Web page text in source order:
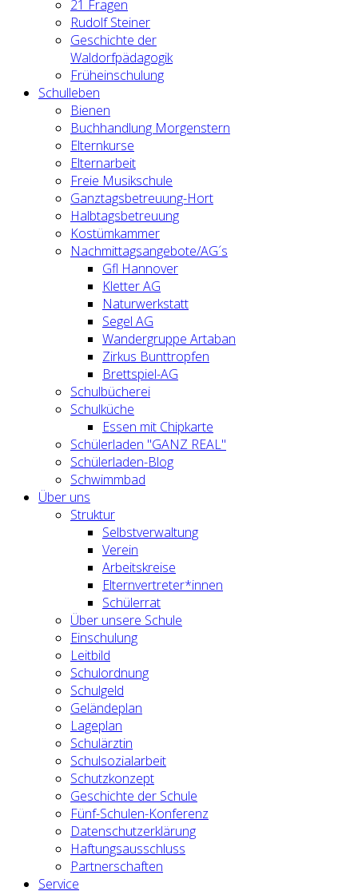
21 Fragen
Rudolf Steiner
Geschichte der
Waldorfpädagogik
Früheinschulung
Schulleben
Bienen
Buchhandlung Morgenstern
Elternkurse
Elternarbeit
Freie Musikschule
Ganztagsbetreuung-Hort
Halbtagsbetreuung
Kostümkammer
Nachmittagsangebote/AG´s
Gfl Hannover
Kletter AG
Naturwerkstatt
Segel AG
Wandergruppe Artaban
Zirkus Bunttropfen
Brettspiel-AG
Schulbücherei
Schulküche
Essen mit Chipkarte
Schülerladen "GANZ REAL"
Schülerladen-Blog
Schwimmbad
Über uns
Struktur
Selbstverwaltung
Verein
Arbeitskreise
Elternvertreter*innen
Schülerrat
Über unsere Schule
Einschulung
Leitbild
Schulordnung
Schulgeld
Geländeplan
Lageplan
Schulärztin
Schulsozialarbeit
Schutzkonzept
Geschichte der Schule
Fünf-Schulen-Konferenz
Datenschutzerklärung
Haftungsausschluss
Partnerschaften
Service